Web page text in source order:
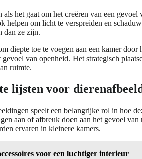
het gaat om het creëren van een
helpen om licht te verspreiden en
dan ze zijn.
diepte toe te voegen aan een kamer
van openheid. Het strategisch
ruimte.
lijsten voor
speelt een belangrijke rol in hoe
aan of afbreuk doen aan het gevoel
ervaren in kleinere kamers.
voor een luchtiger interieur